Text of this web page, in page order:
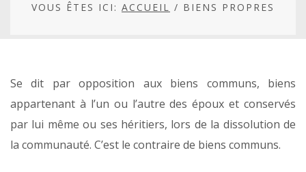
VOUS ÊTES ICI: ACCUEIL / BIENS PROPRES
Se dit par opposition aux biens communs, biens
appartenant à l’un ou l’autre des époux et conservés
par lui même ou ses héritiers, lors de la dissolution de
la communauté. C’est le contraire de biens communs.